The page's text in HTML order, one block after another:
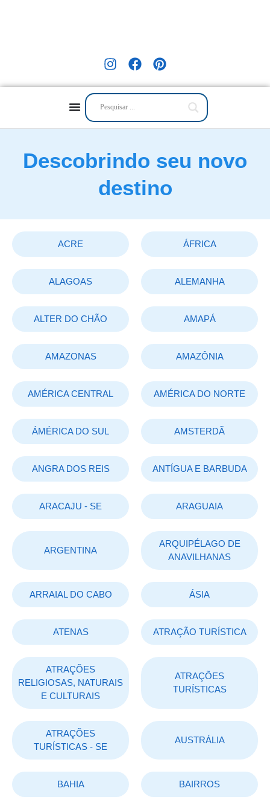
Descobrindo seu novo
destino
ACRE ÁFRICA
ALAGOAS ALEMANHA
ALTER DO CHÃO AMAPÁ
AMAZONAS AMAZÔNIA
AMÉRICA CENTRAL AMÉRICA DO NORTE
ÁMÉRICA DO SUL AMSTERDÃ
ANGRA DOS REIS ANTÍGUA E BARBUDA
ARACAJU - SE ARAGUAIA
ARGENTINA
ARQUIPÉLAGO DE
ANAVILHANAS
ARRAIAL DO CABO ÁSIA
ATENAS ATRAÇÃO TURÍSTICA
ATRAÇÕES
RELIGIOSAS, NATURAIS
E CULTURAIS
ATRAÇÕES
TURÍSTICAS
ATRAÇÕES
TURÍSTICAS - SE
AUSTRÁLIA
BAHIA BAIRROS